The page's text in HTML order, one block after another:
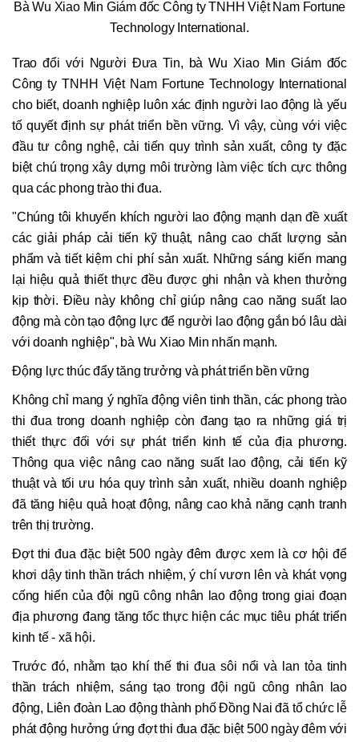
Bà Wu Xiao Min Giám đốc Công ty TNHH Việt Nam Fortune
Technology International.
Trao đổi với Người Đưa Tin, bà Wu Xiao Min Giám đốc
Công ty TNHH Việt Nam Fortune Technology International
cho biết, doanh nghiệp luôn xác định người lao động là yếu
tố quyết định sự phát triển bền vững. Vì vậy, cùng với việc
đầu tư công nghệ, cải tiến quy trình sản xuất, công ty đặc
biệt chú trọng xây dựng môi trường làm việc tích cực thông
qua các phong trào thi đua.
"Chúng tôi khuyến khích người lao động mạnh dạn đề xuất
các giải pháp cải tiến kỹ thuật, nâng cao chất lượng sản
phẩm và tiết kiệm chi phí sản xuất. Những sáng kiến mang
lại hiệu quả thiết thực đều được ghi nhận và khen thưởng
kịp thời. Điều này không chỉ giúp nâng cao năng suất lao
động mà còn tạo động lực để người lao động gắn bó lâu dài
với doanh nghiệp", bà Wu Xiao Min nhấn mạnh.
Động lực thúc đẩy tăng trưởng và phát triển bền vững
Không chỉ mang ý nghĩa động viên tinh thần, các phong trào
thi đua trong doanh nghiệp còn đang tạo ra những giá trị
thiết thực đối với sự phát triển kinh tế của địa phương.
Thông qua việc nâng cao năng suất lao động, cải tiến kỹ
thuật và tối ưu hóa quy trình sản xuất, nhiều doanh nghiệp
đã tăng hiệu quả hoạt động, nâng cao khả năng cạnh tranh
trên thị trường.
Đợt thi đua đặc biệt 500 ngày đêm được xem là cơ hội để
khơi dậy tinh thần trách nhiệm, ý chí vươn lên và khát vọng
cống hiến của đội ngũ công nhân lao động trong giai đoạn
địa phương đang tăng tốc thực hiện các mục tiêu phát triển
kinh tế - xã hội.
Trước đó, nhằm tạo khí thế thi đua sôi nổi và lan tỏa tinh
thần trách nhiệm, sáng tạo trong đội ngũ công nhân lao
động, Liên đoàn Lao động thành phố Đồng Nai đã tổ chức lễ
phát động hưởng ứng đợt thi đua đặc biệt 500 ngày đêm với